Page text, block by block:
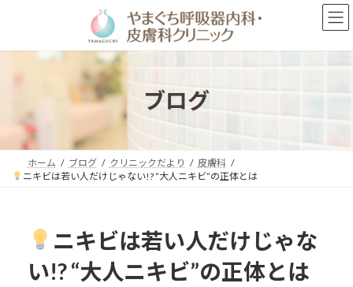
ン
プ
ー
動
ブログ
ホーム ブログ クリニックだより
皮膚科
ニキビは若い人だけじゃない!? “大人ニキビ”の正体とは
ニキビは若い人だけじゃな
い!? “大人ニキビ”の正体とは